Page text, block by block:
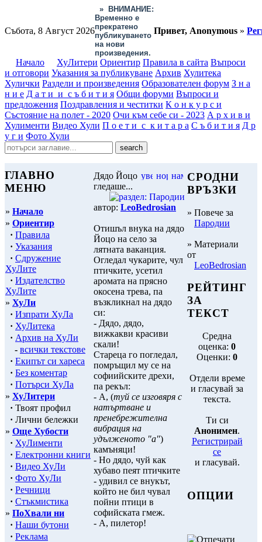
Събота, 8 Август 2026
»
ВНИМАНИЕ:
Временно е
прекратено
публикуването
на нови
произведения.
Привет, Anonymous »
Начало ХуЛитери Ориентир Правила в сайта Въпроси
и отговори Указания за публикуване Архив Хулитека
Хулички Раздели и произведения Образователен форум З н а
н и е Д а т и и с ъ б и т и я Общи форуми Въпроси и
предложения Поздравления и честитки К о н к у р с и
Състояние на полет - 2020 Очи към себе си - 2023 А р х и в и
Хулименти Видео Хули П о е т и с к и т а р а С ъ б и т и я Д р
у г и Фото Хули
ГЛАВНО
МЕНЮ
» Начало
» Ориентир
· Правила
· Указания
· Сдружение
ХуЛите
· Издателство
ХуЛите
» ХуЛи
· Изпрати ХуЛа
· ХуЛитека
· Архив на ХуЛи
- всички текстове
· Екипът си хареса
· Без коментар
· Потърси ХуЛа
» ХуЛитери
· Твоят профил
· Лични бележки
» Още Хубости
· ХуЛименти
· Електронни книги
· Видео ХуЛи
· Фото ХуЛи
· Речници
· Стъкмистика
» ПоХвали ни
· Наши бутони
· Реклама
Дядо Йоцо
гледаше...
автор: LeoBedrosian
Отишъл внука на дядо
Йоцо на село за
лятната ваканция.
Огледал чукарите, чул
птичките, усетил
аромата на прясно
окосена трева, па
възкликнал на дядо
си:
- Дядо, дядо,
вижкакви красиви
скали!
Стареца го погледал,
помръщил му се на
софиийските дрехи,
па рекъл:
- А, (туй се изговяря с
натъртване и
пренебрежителна
вибрация на
удълженото "а")
камъняци!
- Но дядо, чуй как
хубаво пеят птичките
- удивил се внукът,
който не бил чувал
пойни птици в
софийската гмеж.
- А, пилетор!
СРОДНИ
ВРЪЗКИ
» Повече за
Пародии
» Материали
от
LeoBedrosian
РЕЙТИНГ
ЗА
ТЕКСТ
Средна
оценка: 0
Оценки: 0
Отдели време
и гласувай за
текста.
Ти си
Анонимен.
Регистрирай
се
и гласувай.
ОПЦИИ